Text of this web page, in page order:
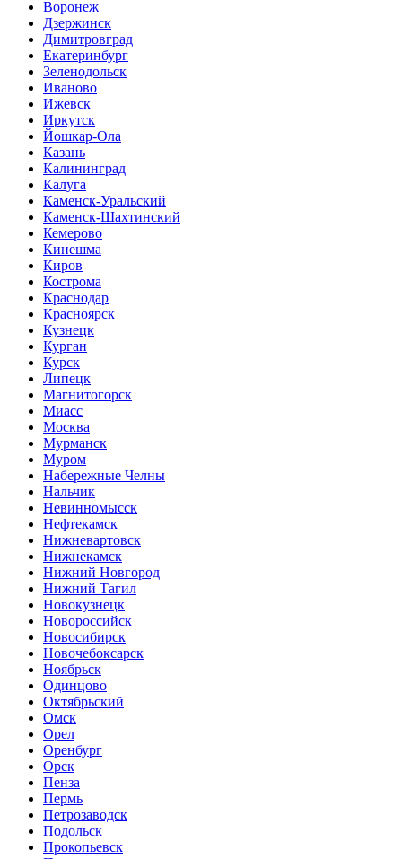
Воронеж
Дзержинск
Димитровград
Екатеринбург
Зеленодольск
Иваново
Ижевск
Иркутск
Йошкар-Ола
Казань
Калининград
Калуга
Каменск-Уральский
Каменск-Шахтинский
Кемерово
Кинешма
Киров
Кострома
Краснодар
Красноярск
Кузнецк
Курган
Курск
Липецк
Магнитогорск
Миасс
Москва
Мурманск
Муром
Набережные Челны
Нальчик
Невинномысск
Нефтекамск
Нижневартовск
Нижнекамск
Нижний Новгород
Нижний Тагил
Новокузнецк
Новороссийск
Новосибирск
Новочебоксарск
Ноябрьск
Одинцово
Октябрьский
Омск
Орел
Оренбург
Орск
Пенза
Пермь
Петрозаводск
Подольск
Прокопьевск